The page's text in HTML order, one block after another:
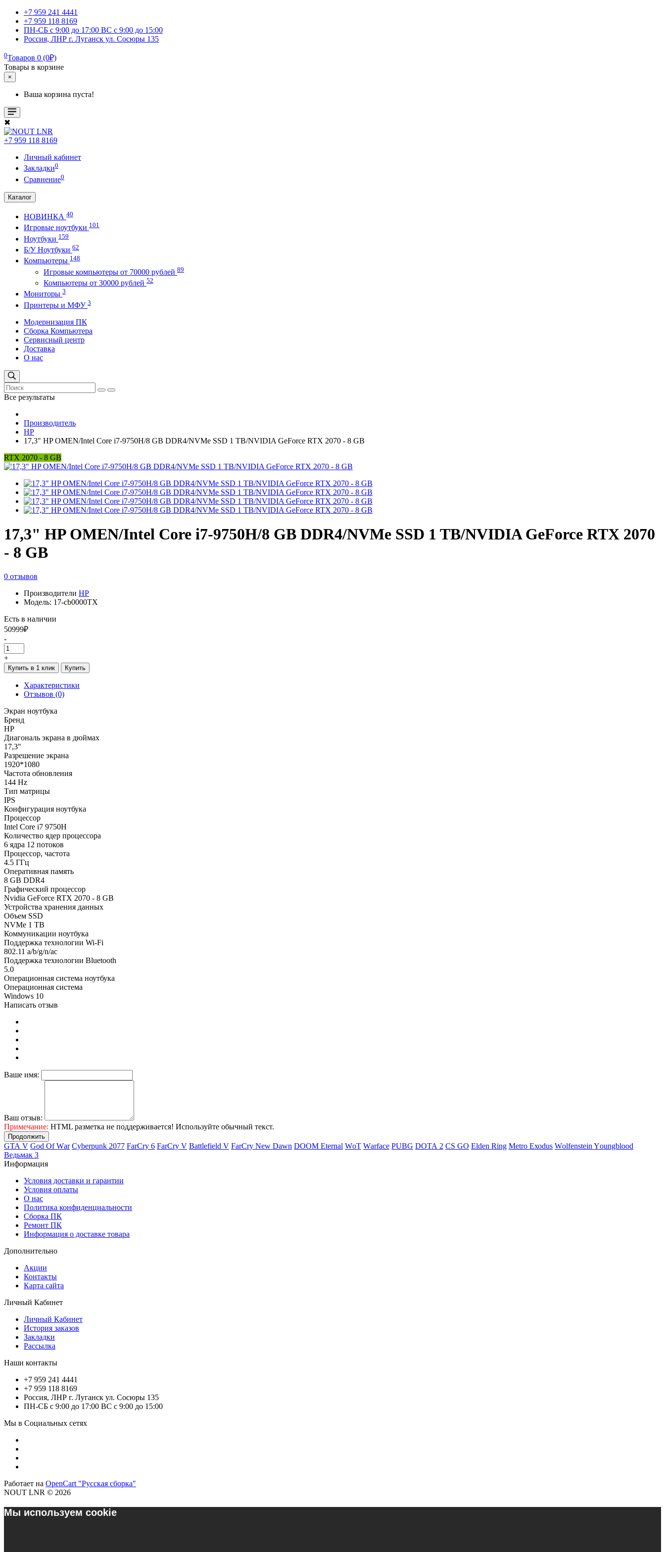
+7 959 241 4441
+7 959 118 8169
ПН-СБ с 9:00 до 17:00 ВС с 9:00 до 15:00
Россия, ЛНР г. Луганск ул. Сосюры 135
0Товаров 0 (0₽)
Товары в корзине
×
Ваша корзина пуста!
✖
+7 959 118 8169
Личный кабинет
Закладки0
Сравнение0
Каталог
НОВИНКА 40
Игровые ноутбуки 101
Ноутбуки 159
Б/У Ноутбуки 62
Компьютеры 148
Игровые компьютеры от 70000 рублей 89
Компьютеры от 30000 рублей 52
Мониторы 3
Принтеры и МФУ 3
Модернизация ПК
Сборка Компьютера
Сервисный центр
Доставка
О нас
Все результаты
Производитель
HP
17,3" HP OMEN/Intel Core i7-9750H/8 GB DDR4/NVMe SSD 1 TB/NVIDIA GeForce RTX 2070 - 8 GB
RTX 2070 - 8 GB
17,3" HP OMEN/Intel Core i7-9750H/8 GB DDR4/NVMe SSD 1 TB/NVIDIA GeForce RTX 2070
- 8 GB
0 отзывов
Производители HP
Модель: 17-cb0000TX
Есть в наличии
50999₽
-
+
Купить в 1 клик Купить
Характеристики
Отзывов (0)
Экран ноутбука
Бренд
HP
Диагональ экрана в дюймах
17,3"
Разрешение экрана
1920*1080
Частота обновления
144 Hz
Тип матрицы
IPS
Конфигурация ноутбука
Процессор
Intel Core i7 9750H
Количество ядер процессора
6 ядра 12 потоков
Процессор, частота
4.5 ГГц
Оперативная память
8 GB DDR4
Графический процессор
Nvidia GeForce RTX 2070 - 8 GB
Устройства хранения данных
Объем SSD
NVMe 1 TB
Коммуникации ноутбука
Поддержка технологии Wi-Fi
802.11 a/b/g/n/ac
Поддержка технологии Bluetooth
5.0
Операционная система ноутбука
Операционная система
Windows 10
Написать отзыв
Ваше имя:
Ваш отзыв:
Примечание: HTML разметка не поддерживается! Используйте обычный текст.
Продолжить
GТА V Gоd Оf Wаr Cyberpunk 2077 FаrСry 6 FarCry V Ваttlеfiеld V FаrСry Nеw Dаwn DООМ Еtеrnаl WоТ Wаrfасе РUВG DОТА 2 СS GО Elden Ring Меtrо Ехоdus Wоlfеnstеin Yоungblооd
Ведьмак 3
Информация
Условия доставки и гарантии
Условия оплаты
О нас
Политика конфиденциальности
Сборка ПК
Ремонт ПК
Информация о доставке товара
Дополнительно
Акции
Контакты
Карта сайта
Личный Кабинет
Личный Кабинет
История заказов
Закладки
Рассылка
Наши контакты
+7 959 241 4441
+7 959 118 8169
Россия, ЛНР г. Луганск ул. Сосюры 135
ПН-СБ с 9:00 до 17:00 ВС с 9:00 до 15:00
Мы в Социальных сетях
Работает на OpenCart "Русская сборка"
NOUT LNR © 2026
Мы используем cookie